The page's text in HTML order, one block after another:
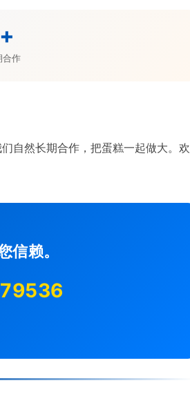
合作
自然长期合作，把蛋糕一起做大。欢
信赖。